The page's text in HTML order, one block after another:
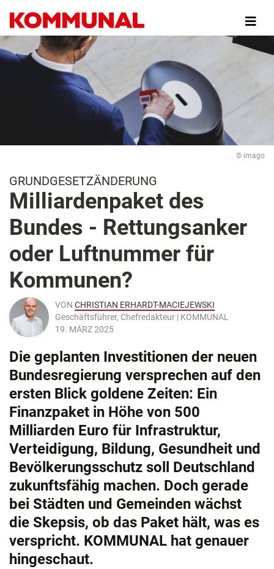
zum
Inhalt
© imago
GRUNDGESETZÄNDERUNG
Milliardenpaket des
Bundes - Rettungsanker
oder Luftnummer für
Kommunen?
VON CHRISTIAN ERHARDT-MACIEJEWSKI
Geschäftsführer, Chefredakteur | KOMMUNAL
19. MÄRZ 2025
Die geplanten Investitionen der neuen
Bundesregierung versprechen auf den
ersten Blick goldene Zeiten: Ein
Finanzpaket in Höhe von 500
Milliarden Euro für Infrastruktur,
Verteidigung, Bildung, Gesundheit und
Bevölkerungsschutz soll Deutschland
zukunftsfähig machen. Doch gerade
bei Städten und Gemeinden wächst
die Skepsis, ob das Paket hält, was es
verspricht. KOMMUNAL hat genauer
hingeschaut.